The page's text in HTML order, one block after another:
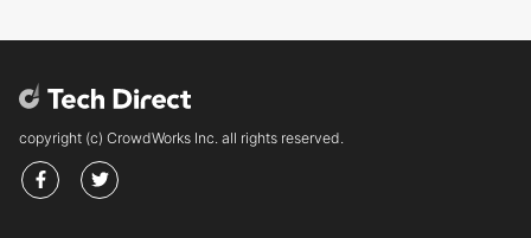
copyright (c) CrowdWorks Inc. all rights reserved.